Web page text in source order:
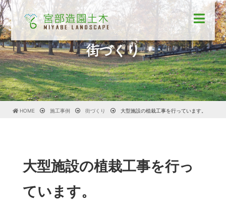
街づくり
HOME 施工事例 街づくり 大型施設の植栽工事を行っています。
大型施設の植栽工事を行っ
ています。